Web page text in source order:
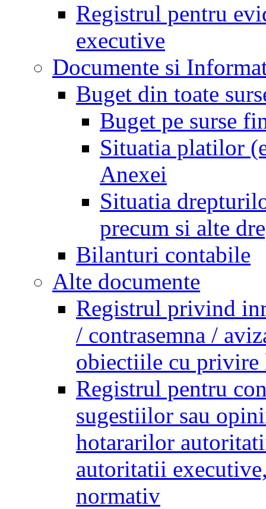
Registrul pentru
executive
Documente si
Buget din toate
Buget pe surse
Situatia platilor
Anexei
Situatia
precum si alte
Bilanturi contabile
Alte documente
Registrul privind
/ contrasemna /
obiectiile cu privire
Registrul pentru
sugestiilor sau
hotararilor
autoritatii
normativ